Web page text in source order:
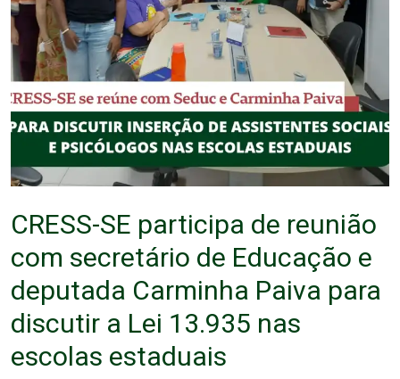
CRESS-SE participa de reunião
com secretário de Educação e
deputada Carminha Paiva para
discutir a Lei 13.935 nas
escolas estaduais